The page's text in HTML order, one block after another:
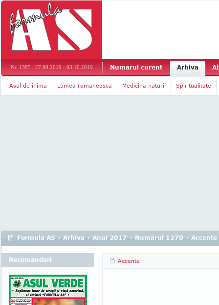
Nr. 1385 , 27.09.2019 - 03.10.2019 Numarul curent Arhiva
Asul de inima Lumea romaneasca Medicina naturii Spiritualitate
Formula AS › Arhiva › Anul 2017 › Numarul 1270 › Accente
Accente
Recomandari